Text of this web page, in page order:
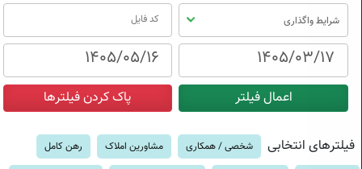
شرایط واگذاری
فیلترهای انتخابی شخصی / همکاری مشاورین املاک رهن کامل